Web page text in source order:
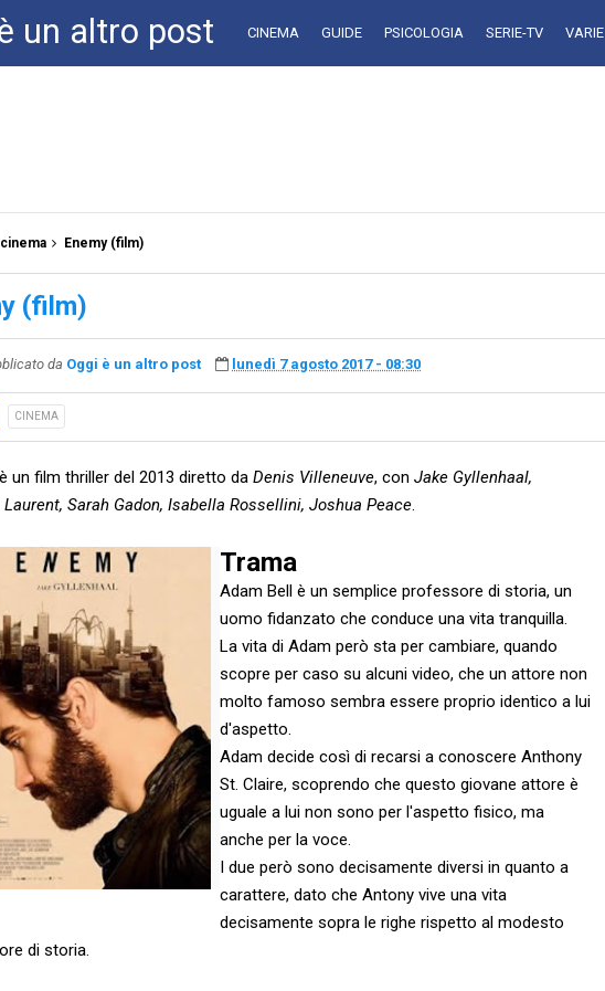
un altro post CINEMA GUIDE PSICOLOGIA SERIE-TV VARIE
cinema Enemy (film)
(film)
da Oggi è un altro post lunedì 7 agosto 2017 - 08:30
CINEMA
è un film thriller del 2013 diretto da Denis Villeneuve, con Jake Gyllenhaal,
Sarah Gadon, Isabella Rossellini, Joshua Peace.
Trama
Adam Bell è un semplice professore di storia, un
uomo fidanzato che conduce una vita tranquilla.
La vita di Adam però sta per cambiare, quando
scopre per caso su alcuni video, che un attore non
molto famoso sembra essere proprio identico a lui
d'aspetto.
Adam decide così di recarsi a conoscere Anthony
St. Claire, scoprendo che questo giovane attore è
uguale a lui non sono per l'aspetto fisico, ma
anche per la voce.
I due però sono decisamente diversi in quanto a
carattere, dato che Antony vive una vita
decisamente sopra le righe rispetto al modesto
di storia.